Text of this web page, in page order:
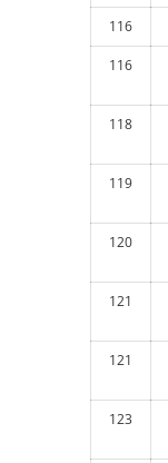
116
116
118
119
120
121
121
123